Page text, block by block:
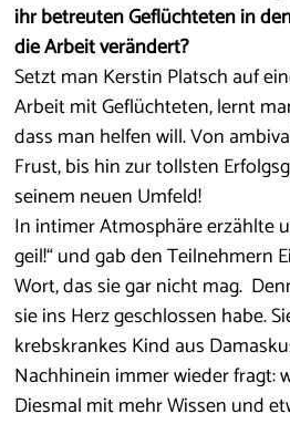
ihr betreuten Geflüchteten in
die Arbeit verändert?
Setzt man Kerstin Platsch auf
Arbeit mit Geflüchteten, lernt
dass man helfen will. Von
Frust, bis hin zur tollsten
seinem neuen Umfeld!
In intimer Atmosphäre erzählte
geil!“ und gab den Teilnehmern
Wort, das sie gar nicht mag.
sie ins Herz geschlossen habe.
krebskrankes Kind aus
Nachhinein immer wieder fragt:
Diesmal mit mehr Wissen und